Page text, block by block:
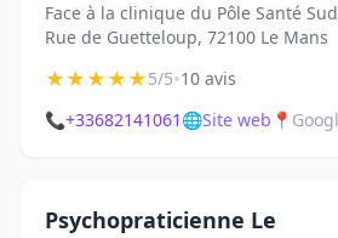
Face à la clinique du Pôle Santé
Rue de Guetteloup, 72100 Le Mans
★★★★★5/5•10 avis
📞+33682141061 🌐Site web 📍
Psychopraticienne Le